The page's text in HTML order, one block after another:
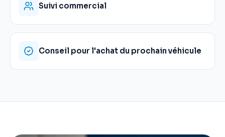
Suivi commercial
Conseil pour l'achat du prochain véhicule